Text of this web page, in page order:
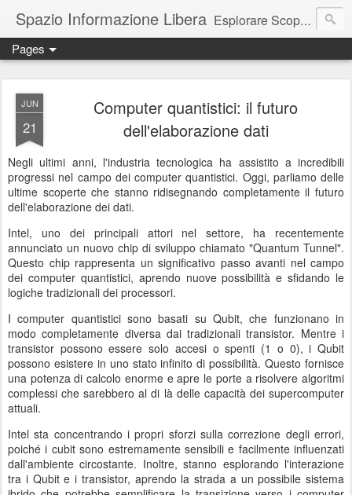
Spazio Informazione Libera Esplorare Scoprire Creare
Escursioni, viaggi, arte, tecnologia, attualità
Pages
JUN
21
Computer quantistici: il futuro
dell'elaborazione dati
Negli ultimi anni, l'industria tecnologica ha assistito a incredibili
progressi nel campo dei computer quantistici. Oggi, parliamo delle
ultime scoperte che stanno ridisegnando completamente il futuro
dell'elaborazione dei dati.
Intel, uno dei principali attori nel settore, ha recentemente
annunciato un nuovo chip di sviluppo chiamato "Quantum Tunnel".
Questo chip rappresenta un significativo passo avanti nel campo
dei computer quantistici, aprendo nuove possibilità e sfidando le
logiche tradizionali dei processori.
I computer quantistici sono basati su Qubit, che funzionano in
modo completamente diversa dai tradizionali transistor. Mentre i
transistor possono essere solo accesi o spenti (1 o 0), i Qubit
possono esistere in uno stato infinito di possibilità. Questo fornisce
una potenza di calcolo enorme e apre le porte a risolvere algoritmi
complessi che sarebbero al di là delle capacità dei supercomputer
attuali.
Intel sta concentrando i propri sforzi sulla correzione degli errori,
poiché i cubit sono estremamente sensibili e facilmente influenzati
dall'ambiente circostante. Inoltre, stanno esplorando l'interazione
tra i Qubit e i transistor, aprendo la strada a un possibile sistema